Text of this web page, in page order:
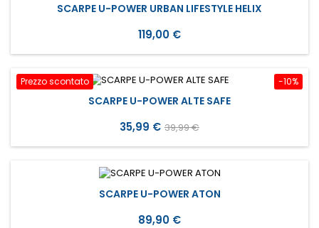
SCARPE U-POWER URBAN LIFESTYLE HELIX
Prezzo
119,00 €
-10%
Prezzo scontato
SCARPE U-POWER ALTE SAFE
Prezzo
35,99 € Prezzo
base
39,99 €
SCARPE U-POWER ATON
Prezzo
89,90 €